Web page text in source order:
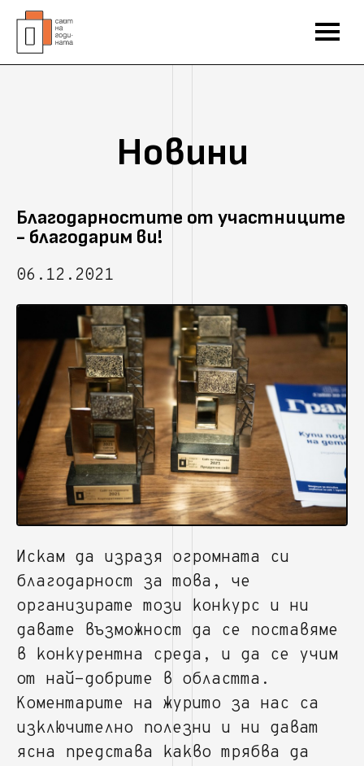
Новини
Благодарностите от участниците
- благодарим ви!
06.12.2021
Искам да изразя огромната си
благодарност за това, че
организирате този конкурс и ни
давате възможност да се поставяме
в конкурентна среда, и да се учим
от най-добрите в областта.
Коментарите на журито за нас са
изключително полезни и ни дават
ясна представа какво трябва да